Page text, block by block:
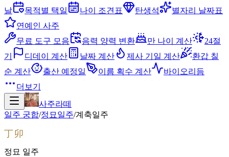
날
목적별 택일 나이 조견표 탄생석
별자리 날짜표
연예인 사주
무료 도구 모음
음력 양력 변환 만 나이 계산
24절
기
디데이 계산 날짜 계산 제사 기일 계산
환갑 칠
순 계산
출산 예정일 이름 획수 계산
바이오리듬
더보기
사주라떼
일주 궁합/정묘 일주/계축일주
丁卯
정묘 일주